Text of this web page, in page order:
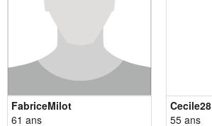
FabriceMilot
61 ans
Cecile28
55 ans